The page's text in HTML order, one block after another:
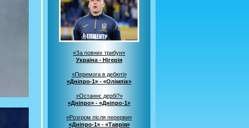
«За повних трибун»
Україна - Нігерія
«Перемога в дебюті»
«Дніпро-1» - «Олімпік»
«Останнє дербі?»
«Дніпро» - «Дніпро-1»
«Розгром після перерви»
«Дніпро-1» - «Таврія»